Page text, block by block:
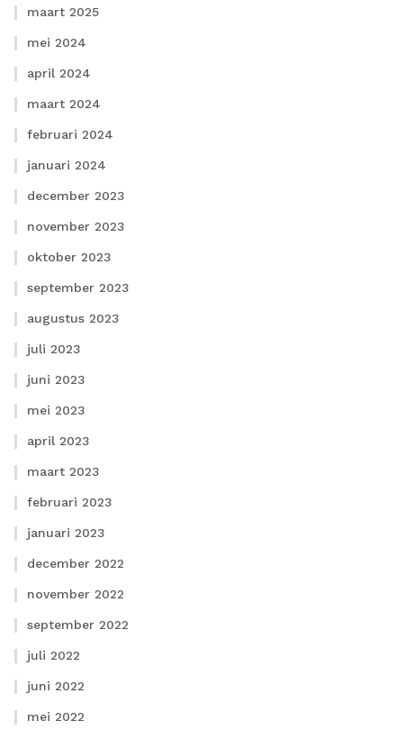
maart 2025
mei 2024
april 2024
maart 2024
februari 2024
januari 2024
december 2023
november 2023
oktober 2023
september 2023
augustus 2023
juli 2023
juni 2023
mei 2023
april 2023
maart 2023
februari 2023
januari 2023
december 2022
november 2022
september 2022
juli 2022
juni 2022
mei 2022